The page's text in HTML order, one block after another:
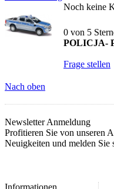
Noch keine
0 von 5
POLICJA-
Frage stellen
Nach oben
Newsletter Anmeldung
Profitieren Sie von unseren
Neuigkeiten und melden Sie